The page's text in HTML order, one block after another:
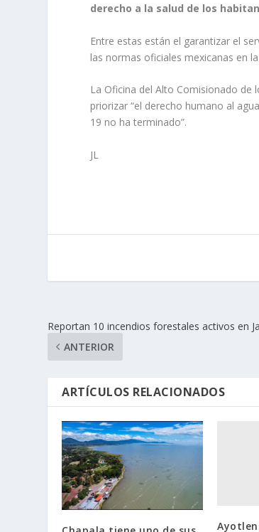
derecho a la salud de los
Entre estas están el garantizar el
las normas oficiales mexicanas en
La Oficina del Alto Comisionado de
priorizar “el derecho humano al
19 no ha terminado”.
JL
Reportan 10 incendios forestales activos en
ANTERIOR
ARTÍCULOS RELACIONADOS